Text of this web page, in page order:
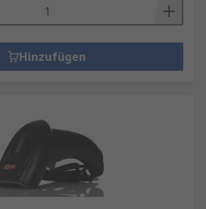
Hinzufügen